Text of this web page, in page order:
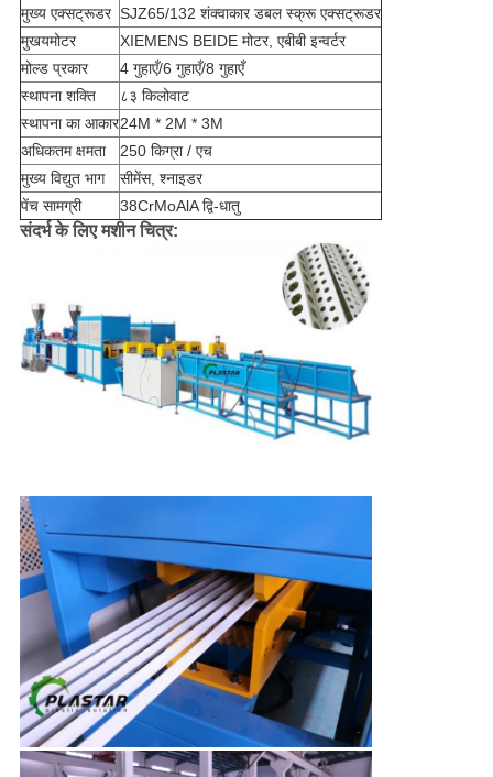
मुख्य एक्सट्रूडर SJZ65/132 शंक्वाकार डबल स्क्रू एक्सट्रूडर
मुखयमोटर
XIEMENS BEIDE मोटर, एबीबी इन्वर्टर
मोल्ड प्रकार
4 गुहाएँ/6 गुहाएँ/8 गुहाएँ
स्थापना शक्ति
८३ किलोवाट
स्थापना का आकार24M * 2M * 3M
अधिकतम क्षमता
250 किग्रा / एच
मुख्य विद्युत भाग
सीमेंस, श्नाइडर
पेंच सामग्री
38CrMoAlA द्वि-धातु
संदर्भ के लिए मशीन चित्र: